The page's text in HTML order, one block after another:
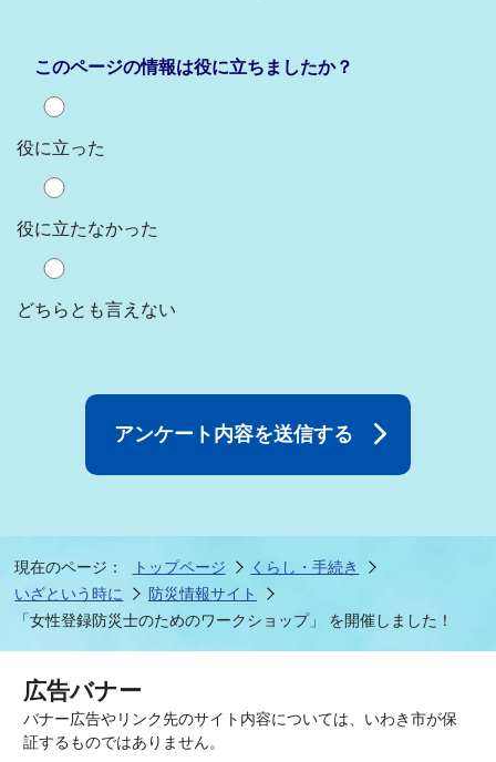
このページの情報は役に立ちましたか？
役に立った
役に立たなかった
どちらとも言えない
現在のページ： トップページ
くらし・手続き
いざという時に
防災情報サイト
「女性登録防災士のためのワークショップ」 を開催しました！
広告バナー
バナー広告やリンク先のサイト内容については、いわき市が保
証するものではありません。